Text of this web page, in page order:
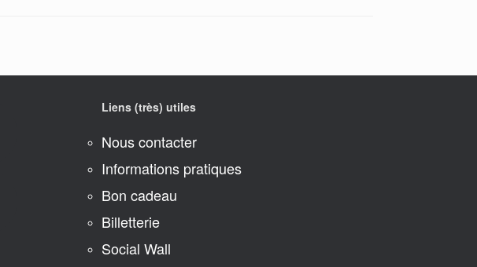
Liens (très) utiles
Nous contacter
Informations pratiques
Bon cadeau
Billetterie
Social Wall